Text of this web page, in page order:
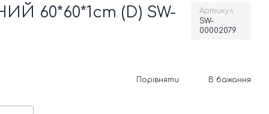
60*60*1cm (D) SW-
Артикул
SW-
00002079
Порівняти В бажання